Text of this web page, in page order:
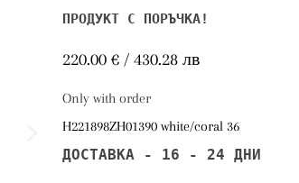
ПРОДУКТ С ПОРЪЧКА!
220.00 € / 430.28 лв
Only with order
H221898ZH01390 white/coral 36
ДОСТАВКА - 16 - 24 ДНИ